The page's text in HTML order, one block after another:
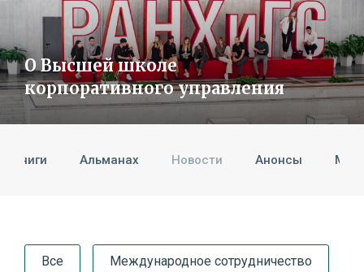
О Высшей школе
корпоративного управления
Книги Альманах Новости Анонсы
Все Международное сотрудничество